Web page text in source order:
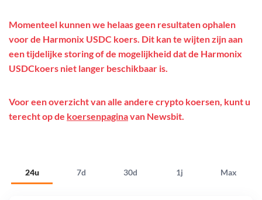
24u 7d 30d 1j Max
Momenteel kunnen we helaas geen resultaten ophalen
voor de Harmonix USDC koers. Dit kan te wijten zijn aan
een tijdelijke storing of de mogelijkheid dat de Harmonix
USDCkoers niet langer beschikbaar is.
Voor een overzicht van alle andere crypto koersen, kunt u
terecht op de koersenpaginavan Newsbit.